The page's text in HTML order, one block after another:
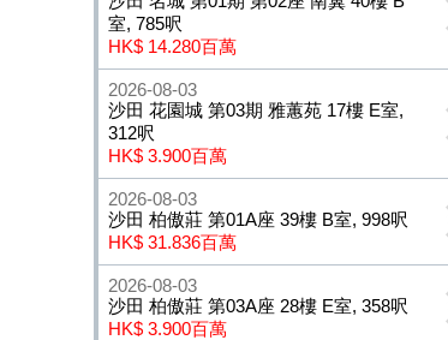
室, 785呎
HK$ 14.280百萬
2026-08-03
沙田 花園城 第03期 雅蕙苑 17樓 E室,
312呎
HK$ 3.900百萬
2026-08-03
沙田 柏傲莊 第01A座 39樓 B室, 998呎
HK$ 31.836百萬
2026-08-03
沙田 柏傲莊 第03A座 28樓 E室, 358呎
HK$ 3.900百萬